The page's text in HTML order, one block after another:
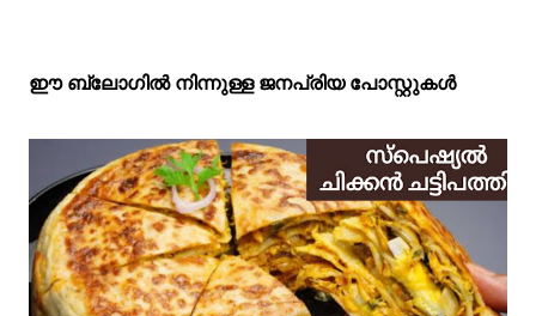
ഈ ബ്ലോഗിൽ നിന്നുള്ള ജനപ്രിയ പോസ്റ്റുകള്‍‌